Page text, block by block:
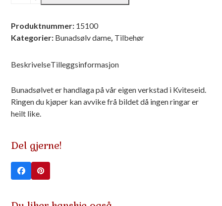
Produktnummer: 15100
Kategorier: Bunadsølv dame Tilbehør
BeskrivelseTilleggsinformasjon
Bunadsølvet er handlaga på vår eigen verkstad i Kviteseid.
Ringen du kjøper kan avvike frå bildet då ingen ringar er
heilt like.
Del gjerne!